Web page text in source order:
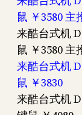
鼠 ￥3580 主
来酷台式机
鼠 ￥3580 主
来酷台式机
鼠 ￥3830
来酷台式机